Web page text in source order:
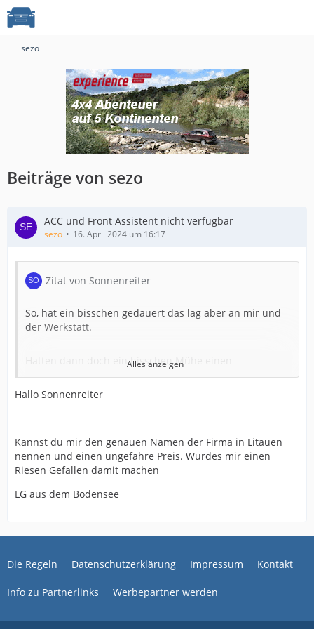
sezo
Beiträge von sezo
ACC und Front Assistent nicht verfügbar
sezo 16. April 2024 um 16:17
Zitat von Sonnenreiter
So, hat ein bisschen gedauert das lag aber an mir und
der Werkstatt.
Hatten dann doch ein bisschen Mühe einen
gemeinsamen Termin zu finden.
Hier einmal in Stichpunkten aufgelistet wie der Ablauf
war.
Fehlerprotokoll könnt Ihr ja weiter oben einsehen.
ECU-Repair in Litauen
Hatte schon ein mulmiges Gefühl da Vorkasse über
Nach ein bisschen hin und her, Weihnachten und
Alles anzeigen
Hallo Sonnenreiter
Kannst du mir den genauen Namen der Firma in Litauen
nennen und einen ungefähre Preis. Würdes mir einen
Riesen Gefallen damit machen
LG aus dem Bodensee
Die Regeln Datenschutzerklärung Impressum Kontakt
Info zu Partnerlinks Werbepartner werden